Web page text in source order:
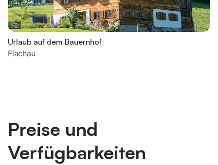
Urlaub auf dem Bauernhof
Flachau
Preise und
Verfügbarkeiten